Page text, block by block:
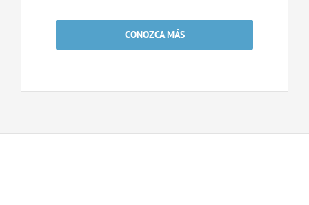
CONOZCA MÁS